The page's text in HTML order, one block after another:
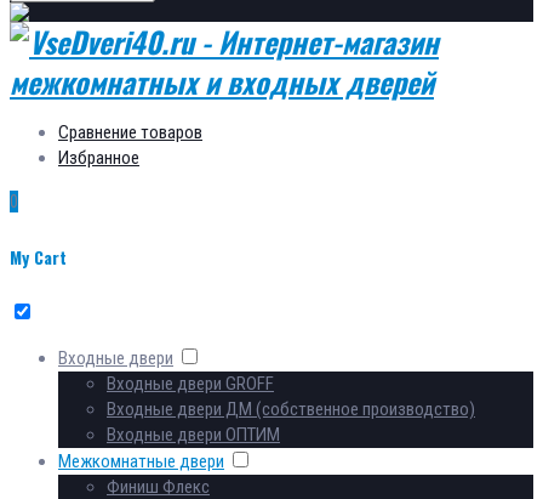
Сравнение товаров
Избранное
0
My Cart
Входные двери
Входные двери GROFF
Входные двери ДМ (собственное производство)
Входные двери ОПТИМ
Межкомнатные двери
Финиш Флекс